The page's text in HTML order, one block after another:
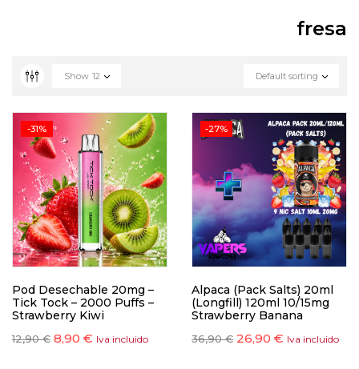
fresa
Default sorting
Show 12
-31%
Pod Desechable 20mg –
Tick Tock – 2000 Puffs –
Strawberry Kiwi
12,90€ 8,90 € Iva incluido
-27%
Alpaca (Pack Salts) 20ml
(Longfill) 120ml 10/15mg
Strawberry Banana
36,90€ 26,90 € Iva incluido